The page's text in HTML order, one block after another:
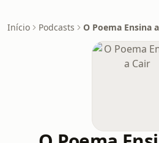
Início Podcasts O Poema Ensina